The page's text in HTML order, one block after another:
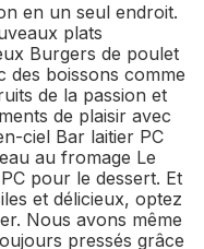
en un seul endroit.
plats
Burgers de poulet
des boissons comme
de la passion et
de plaisir avec
ciel Bar laitier PC
au fromage Le
pour le dessert. Et
et délicieux, optez
Nous avons même
pressés grâce